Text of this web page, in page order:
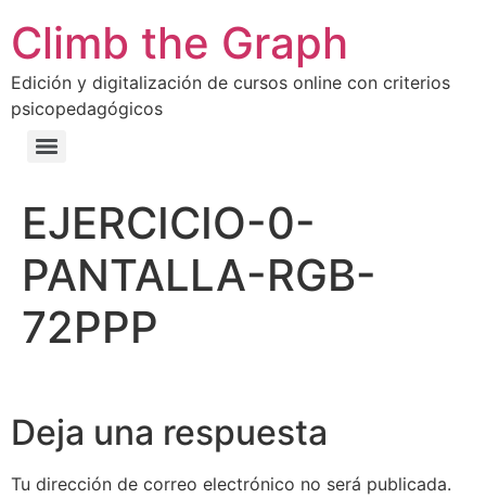
Climb the Graph
Edición y digitalización de cursos online con criterios
psicopedagógicos
EJERCICIO-0-
PANTALLA-RGB-
72PPP
Deja una respuesta
Tu dirección de correo electrónico no será publicada.